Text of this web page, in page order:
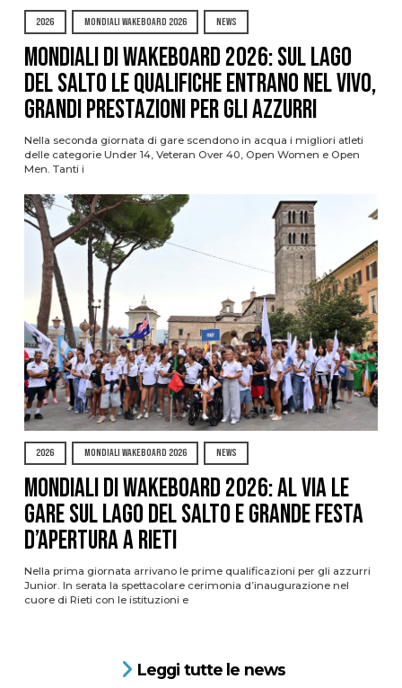
2026 MONDIALI WAKEBOARD 2026 NEWS
Mondiali di Wakeboard 2026: sul Lago
del Salto le qualifiche entrano nel vivo,
grandi prestazioni per gli azzurri
Nella seconda giornata di gare scendono in acqua i migliori atleti
delle categorie Under 14, Veteran Over 40, Open Women e Open
Men. Tanti i
2026 MONDIALI WAKEBOARD 2026 NEWS
Mondiali di Wakeboard 2026: al via le
gare sul Lago del Salto e grande festa
d’apertura a Rieti
Nella prima giornata arrivano le prime qualificazioni per gli azzurri
Junior. In serata la spettacolare cerimonia d’inaugurazione nel
cuore di Rieti con le istituzioni e
Leggi tutte le news